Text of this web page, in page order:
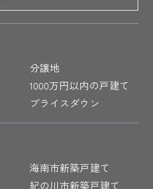
分譲地
1000万円以内の戸建て
プライスダウン
海南市新築戸建て
紀の川市新築戸建て